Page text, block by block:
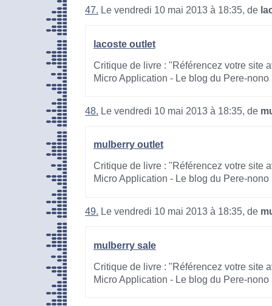
47. Le vendredi 10 mai 2013 à 18:35, de
lacoste outlet
Critique de livre : "Référencez votre site
Micro Application - Le blog du Pere-nono
48. Le vendredi 10 mai 2013 à 18:35, de
mulberry outlet
Critique de livre : "Référencez votre site
Micro Application - Le blog du Pere-nono
49. Le vendredi 10 mai 2013 à 18:35, de
mulberry sale
Critique de livre : "Référencez votre site
Micro Application - Le blog du Pere-nono